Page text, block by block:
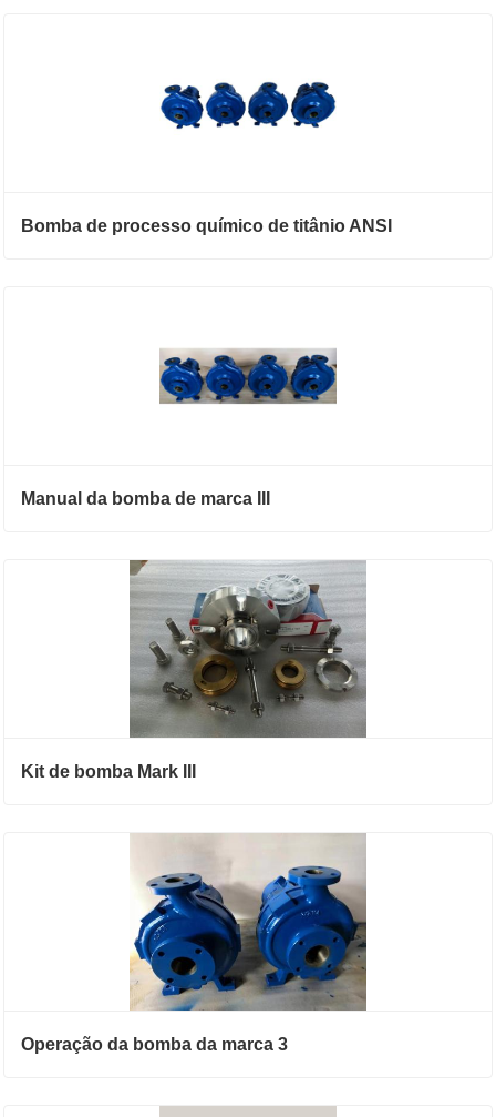
Bomba de processo químico de titânio ANSI
Manual da bomba de marca III
Kit de bomba Mark III
Operação da bomba da marca 3